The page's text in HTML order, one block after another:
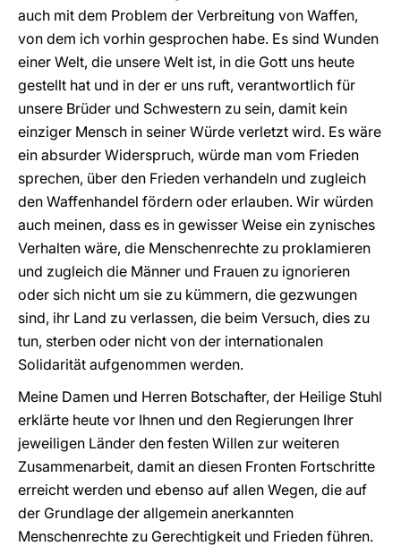
auch mit dem Problem der Verbreitung von Waffen,
von dem ich vorhin gesprochen habe. Es sind Wunden
einer Welt, die unsere Welt ist, in die Gott uns heute
gestellt hat und in der er uns ruft, verantwortlich für
unsere Brüder und Schwestern zu sein, damit kein
einziger Mensch in seiner Würde verletzt wird. Es wäre
ein absurder Widerspruch, würde man vom Frieden
sprechen, über den Frieden verhandeln und zugleich
den Waffenhandel fördern oder erlauben. Wir würden
auch meinen, dass es in gewisser Weise ein zynisches
Verhalten wäre, die Menschenrechte zu proklamieren
und zugleich die Männer und Frauen zu ignorieren
oder sich nicht um sie zu kümmern, die gezwungen
sind, ihr Land zu verlassen, die beim Versuch, dies zu
tun, sterben oder nicht von der internationalen
Solidarität aufgenommen werden.
Meine Damen und Herren Botschafter, der Heilige Stuhl
erklärte heute vor Ihnen und den Regierungen Ihrer
jeweiligen Länder den festen Willen zur weiteren
Zusammenarbeit, damit an diesen Fronten Fortschritte
erreicht werden und ebenso auf allen Wegen, die auf
der Grundlage der allgemein anerkannten
Menschenrechte zu Gerechtigkeit und Frieden führen.